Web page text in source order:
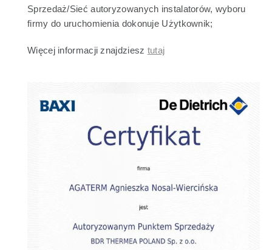
Sprzedaż/Sieć autoryzowanych instalatorów, wyboru
firmy do uruchomienia dokonuje Użytkownik;
Więcej informacji znajdziesz tutaj